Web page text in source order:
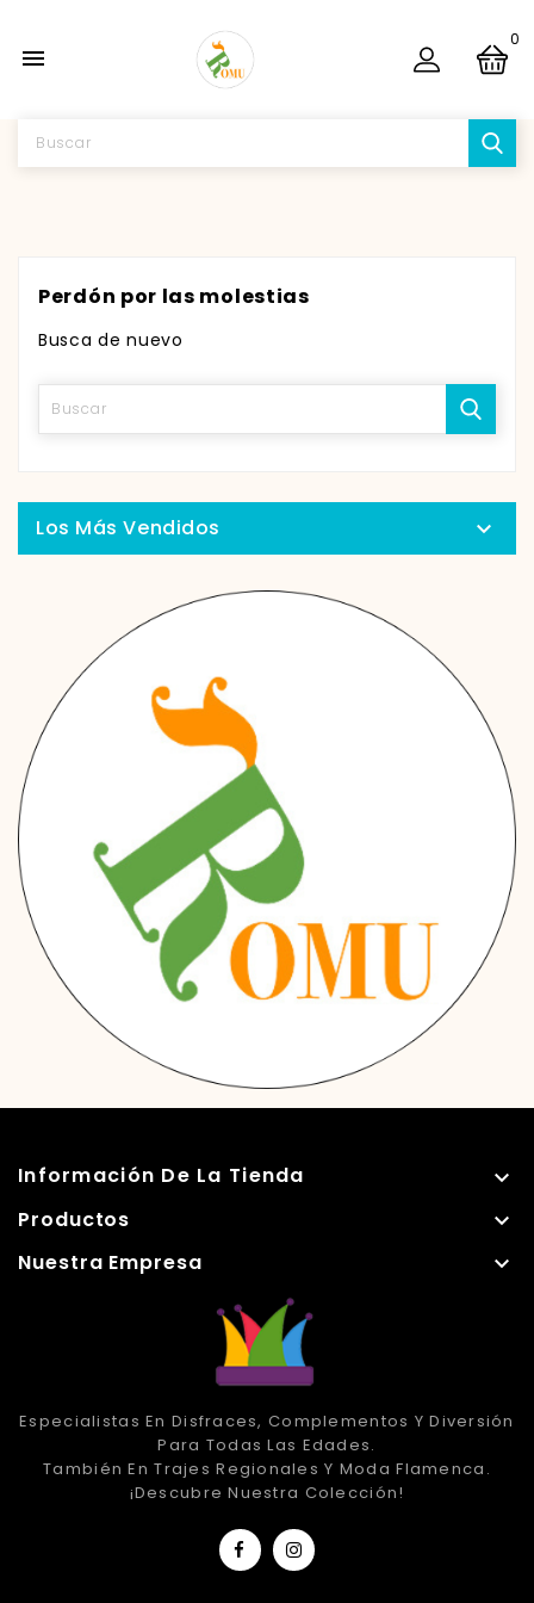

0
Perdón por las molestias
Busca de nuevo
Los Más Vendidos 
Información De La Tienda 
Productos 
Nuestra Empresa 
Especialistas En Disfraces, Complementos Y Diversión
Para Todas Las Edades.
También En Trajes Regionales Y Moda Flamenca.
¡Descubre Nuestra Colección!